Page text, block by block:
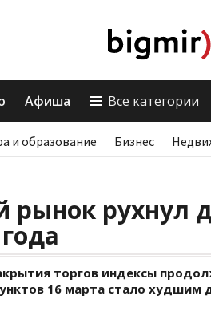
Афиша Все категории
и образование Бизнес
рухнул
торгов индексы
16 марта стало худшим